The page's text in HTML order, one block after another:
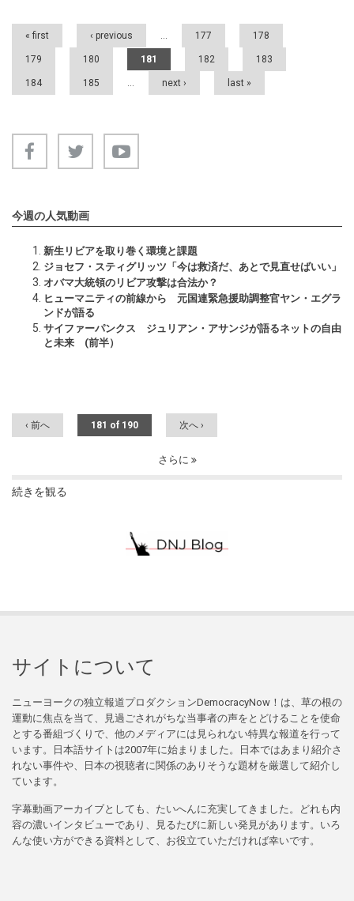
Pages
« first ‹ previous … 177 178
179 180 181 182 183
184 185 … next › last »
今週の人気動画
新生リビアを取り巻く環境と課題
ジョセフ・スティグリッツ「今は救済だ、あとで見直せばいい」
オバマ大統領のリビア攻撃は合法か？
ヒューマニティの前線から 元国連緊急援助調整官ヤン・エグラ
ンドが語る
サイファーパンクス ジュリアン・アサンジが語るネットの自由
と未来 (前半）
‹ 前へ 181 of 190 次へ ›
さらに
続きを観る
サイトについて
ニューヨークの独立報道プロダクションDemocracyNow！は、草の根の
運動に焦点を当て、見過ごされがちな当事者の声をとどけることを使命
とする番組づくりで、他のメディアには見られない特異な報道を行って
います。日本語サイトは2007年に始まりました。日本ではあまり紹介さ
れない事件や、日本の視聴者に関係のありそうな題材を厳選して紹介し
ています。
字幕動画アーカイブとしても、たいへんに充実してきました。どれも内
容の濃いインタビューであり、見るたびに新しい発見があります。いろ
んな使い方ができる資料として、お役立ていただければ幸いです。